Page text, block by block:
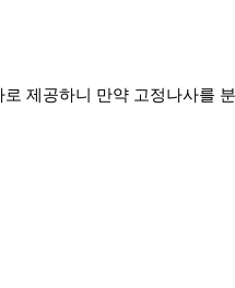
제공하니 만약 고정나사를